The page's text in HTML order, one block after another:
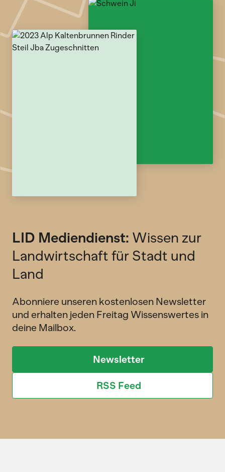
LID Mediendienst: Wissen zur
Landwirtschaft für Stadt und
Land
Abonniere unseren kostenlosen Newsletter
und erhalten jeden Freitag Wissenswertes in
deine Mailbox.
Newsletter
RSS Feed